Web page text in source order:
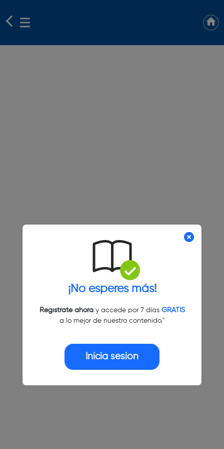
¡No esperes más!
Regístrate ahoray accede por 7 días GRATIS
a lo mejor de nuestro contenido."
Inicia sesión